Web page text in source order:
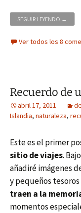
SEGUIR LEYENDO →
Ver todos los 8
Recuerdo de
abril 17, 2011
Islandia, naturaleza,
Este es el primer
sitio de viajes.
añadiré imágenes
y pequeños tesoros
traen a la
momentos